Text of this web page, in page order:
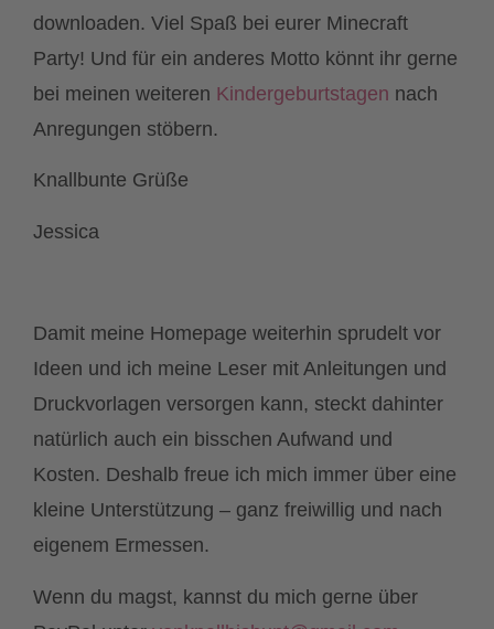
downloaden. Viel Spaß bei eurer Minecraft
Party! Und für ein anderes Motto könnt ihr gerne
bei meinen weiteren Kindergeburtstagen nach
Anregungen stöbern.
Knallbunte Grüße
Jessica
Damit meine Homepage weiterhin sprudelt vor
Ideen und ich meine Leser mit Anleitungen und
Druckvorlagen versorgen kann, steckt dahinter
natürlich auch ein bisschen Aufwand und
Kosten. Deshalb freue ich mich immer über eine
kleine Unterstützung – ganz freiwillig und nach
eigenem Ermessen.
Wenn du magst, kannst du mich gerne über